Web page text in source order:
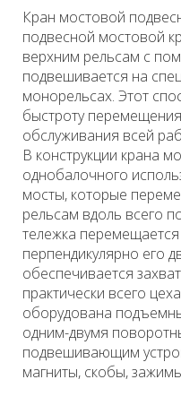
Кран мостовой
подвесной мостовой
верхним рельсам с
подвешивается на
монорельсах. Этот
быстроту
обслуживания всей
В конструкции крана
однобалочного
мосты, которые
рельсам вдоль всего
тележка
перпендикулярно его
обеспечивается
практически всего
оборудована
одним-двумя
подвешивающим
магниты, скобы,